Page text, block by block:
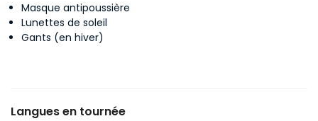
Masque antipoussière
Lunettes de soleil
Gants (en hiver)
Langues en tournée